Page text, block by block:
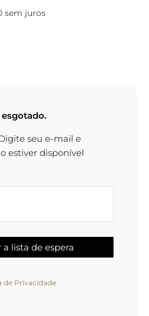
sem juros
seu e-mail e
estiver disponível
de Privacidade